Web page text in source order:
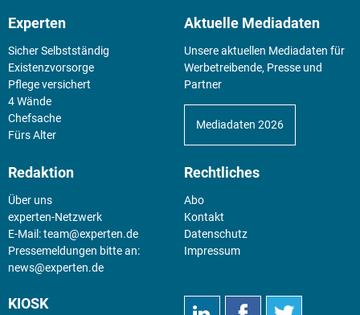
Experten
Sicher Selbstständig
Existenz­vorsorge
Pflege versichert
4 Wände
Chefsache
Fürs Alter
Aktuelle Mediadaten
Unsere aktuellen Mediadaten für
Werbetreibende, Presse und
Partner
Mediadaten 2026
Redaktion
Über uns
experten-Netzwerk
E-Mail:team@experten.de
Pressemeldungen bitte an:
news@experten.de
Rechtliches
Abo
Kontakt
Datenschutz
Impressum
KIOSK